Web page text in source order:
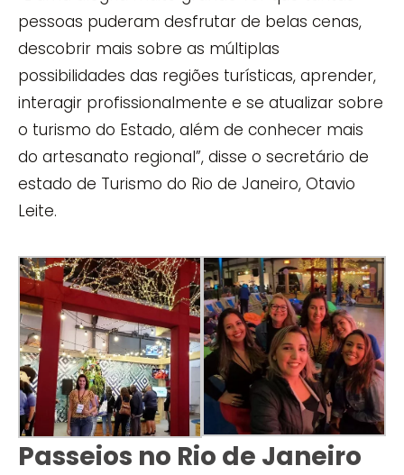
pessoas puderam desfrutar de belas cenas,
descobrir mais sobre as múltiplas
possibilidades das regiões turísticas, aprender,
interagir profissionalmente e se atualizar sobre
o turismo do Estado, além de conhecer mais
do artesanato regional”, disse o secretário de
estado de Turismo do Rio de Janeiro, Otavio
Leite.
Passeios no Rio de Janeiro